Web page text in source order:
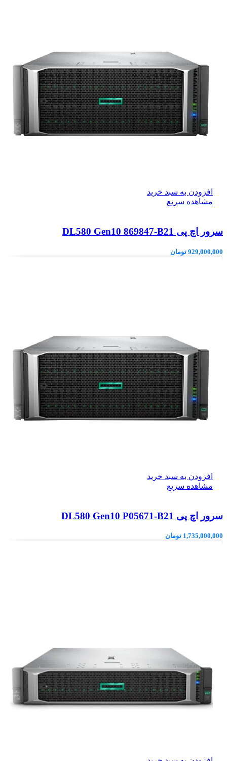
افزودن به سبد خرید
مشاهده سریع
سرور اچ پی DL580 Gen10 869847-B21
929,000,000 تومان
افزودن به سبد خرید
مشاهده سریع
سرور اچ پی DL580 Gen10 P05671-B21
1,735,000,000 تومان